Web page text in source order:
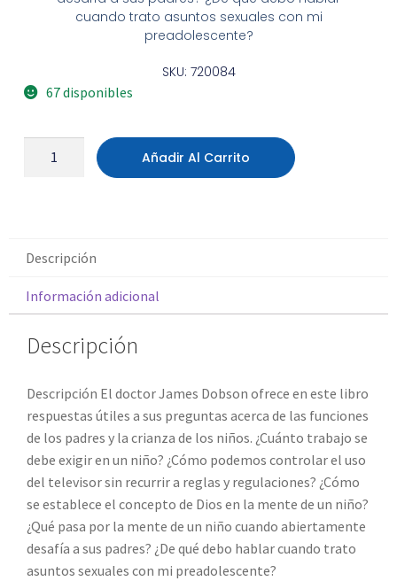
cuando trato asuntos sexuales con mi
preadolescente?
SKU: 720084
67 disponibles
Añadir Al Carrito
Descripción
Información adicional
Descripción
Descripción El doctor James Dobson ofrece en este libro
respuestas útiles a sus preguntas acerca de las funciones
de los padres y la crianza de los niños. ¿Cuánto trabajo se
debe exigir en un niño? ¿Cómo podemos controlar el uso
del televisor sin recurrir a reglas y regulaciones? ¿Cómo
se establece el concepto de Dios en la mente de un niño?
¿Qué pasa por la mente de un niño cuando abiertamente
desafía a sus padres? ¿De qué debo hablar cuando trato
asuntos sexuales con mi preadolescente?